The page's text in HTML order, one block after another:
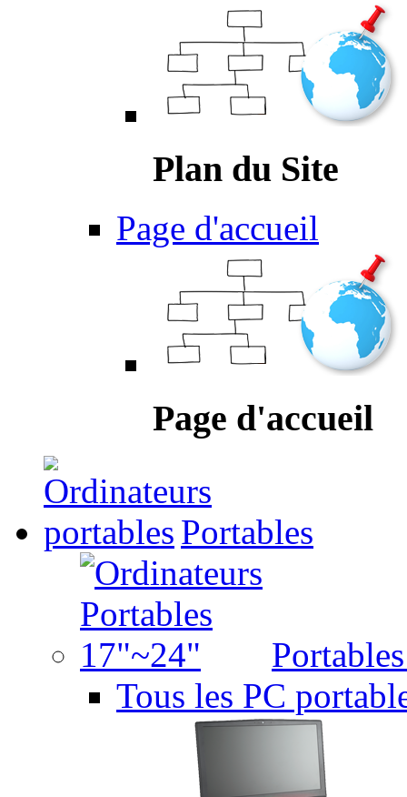
Plan du Site
Page d'accueil
Page d'accueil
Portables
Tous les PC